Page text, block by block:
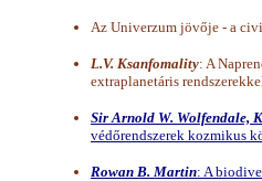
Az Univerzum jövője - a
L.V. Ksanfomality: A
extraplanetáris
Sir Arnold W. Wolfendale,
védőrendszerek kozmikus
Rowan B. Martin: A